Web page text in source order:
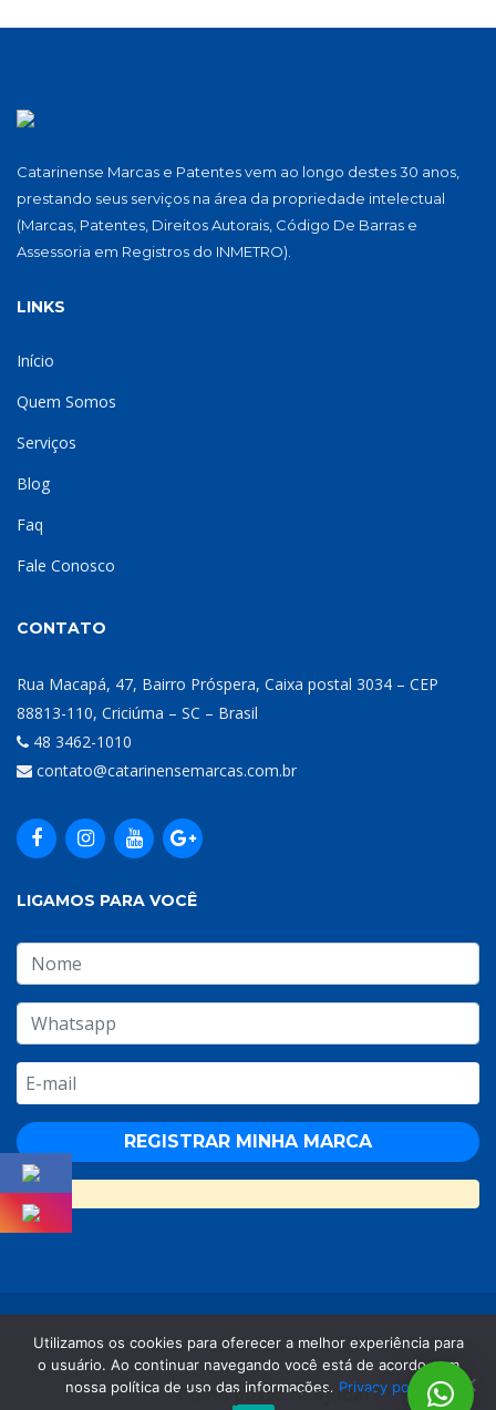
Catarinense Marcas e Patentes vem ao longo destes 30 anos,
prestando seus serviços na área da propriedade intelectual
(Marcas, Patentes, Direitos Autorais, Código De Barras e
Assessoria em Registros do INMETRO).
LINKS
Início
Quem Somos
Serviços
Blog
Faq
Fale Conosco
CONTATO
Rua Macapá, 47, Bairro Próspera, Caixa postal 3034 – CEP
88813-110, Criciúma – SC – Brasil
48 3462-1010
contato@catarinensemarcas.com.br
LIGAMOS PARA VOCÊ
© Copyright 2026 Todos os direitos reservados.
Catarinense M & P Eireli - 20.330.766/0001-41
Como posso te ajudar?
Utilizamos os cookies para oferecer a melhor experiência para
o usuário. Ao continuar navegando você está de acordo com
nossa política de uso das informações. Privacy policy